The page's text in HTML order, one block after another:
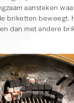
aansteken
briketten beweegt.
dan met andere